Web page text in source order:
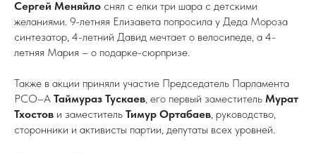
Сергей Меняйло снял с елки три шара с детскими
желаниями. 9-летняя Елизавета попросила у Деда Мороза
синтезатор, 4-летний Давид мечтает о велосипеде, а 4-
летняя Мария – о подарке-сюрпризе.
Также в акции приняли участие Председатель Парламента
РСО–А Таймураз Тускаев, его первый заместитель Мурат
Тхостов и заместитель Тимур Ортабаев, руководство,
сторонники и активисты партии, депутаты всех уровней.